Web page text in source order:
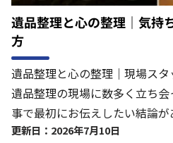
遺品整理と心の整理｜気持
方
遺品整理と心の整理｜現場ス
遺品整理の現場に数多く立ち
事で最初にお伝えしたい結論
更新日：2026年7月10日